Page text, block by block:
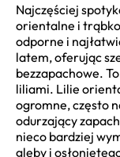
Najczęściej
orientalne i
odporne i
latem, oferując
bezzapachowe.
liliami. Lilie
ogromne, często
odurzający
nieco bardziej
gleby i